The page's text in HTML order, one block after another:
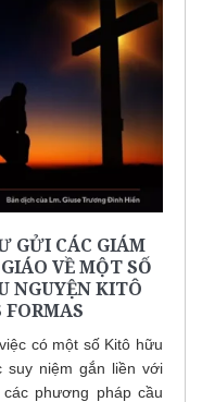
GỬI CÁC GIÁM
VỀ MỘT SỐ
NGUYỆN KITÔ
có một số Kitô hữu
niệm gắn liền với
phương pháp cầu